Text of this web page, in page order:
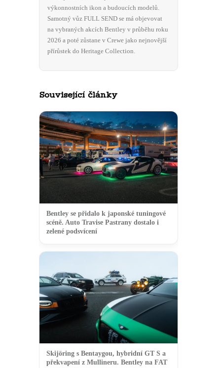
výkonnostních ikon a budoucích modelů.
Samotný vůz FULL SEND se má objevovat
na vybraných akcích Bentley v průběhu roku
2026 a poté zůstane v Crewe jako nejnovější
přírůstek do Heritage Collection.
Související články
Bentley se přidalo k japonské tuningové
scéně. Auto Travise Pastrany dostalo i
zelené podsvícení
Skijöring s Bentaygou, hybridní GT S a
překvapení z Mullineru. Bentley na FAT